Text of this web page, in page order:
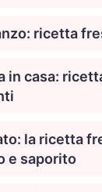
ricetta
in casa:
la ricetta
e saporito